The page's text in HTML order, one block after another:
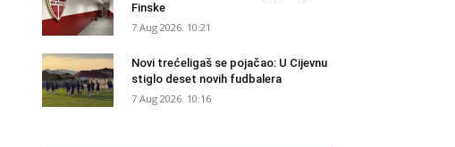
Finske
7 Aug 2026. 10:21
Novi trećeligaš se pojačao: U Cijevnu
stiglo deset novih fudbalera
7 Aug 2026. 10:16